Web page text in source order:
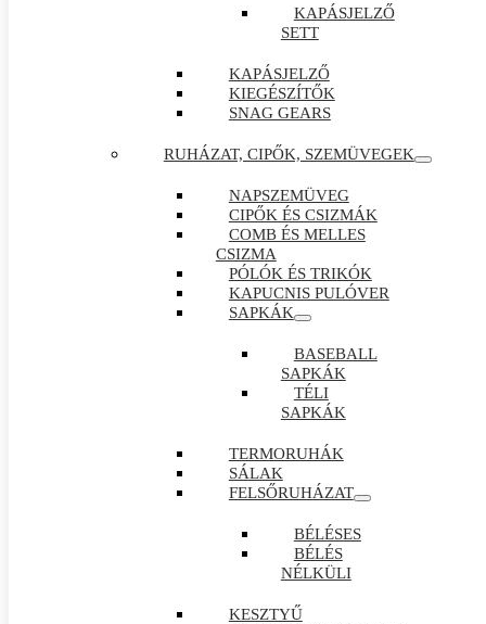
KAPÁSJELZŐ
SETT
KAPÁSJELZŐ
KIEGÉSZÍTŐK
SNAG GEARS
RUHÁZAT, CIPŐK, SZEMÜVEGEK
NAPSZEMÜVEG
CIPŐK ÉS CSIZMÁK
COMB ÉS MELLES
CSIZMA
PÓLÓK ÉS TRIKÓK
KAPUCNIS PULÓVER
SAPKÁK
BASEBALL
SAPKÁK
TÉLI
SAPKÁK
TERMORUHÁK
SÁLAK
FELSŐRUHÁZAT
BÉLÉSES
BÉLÉS
NÉLKÜLI
KESZTYŰ